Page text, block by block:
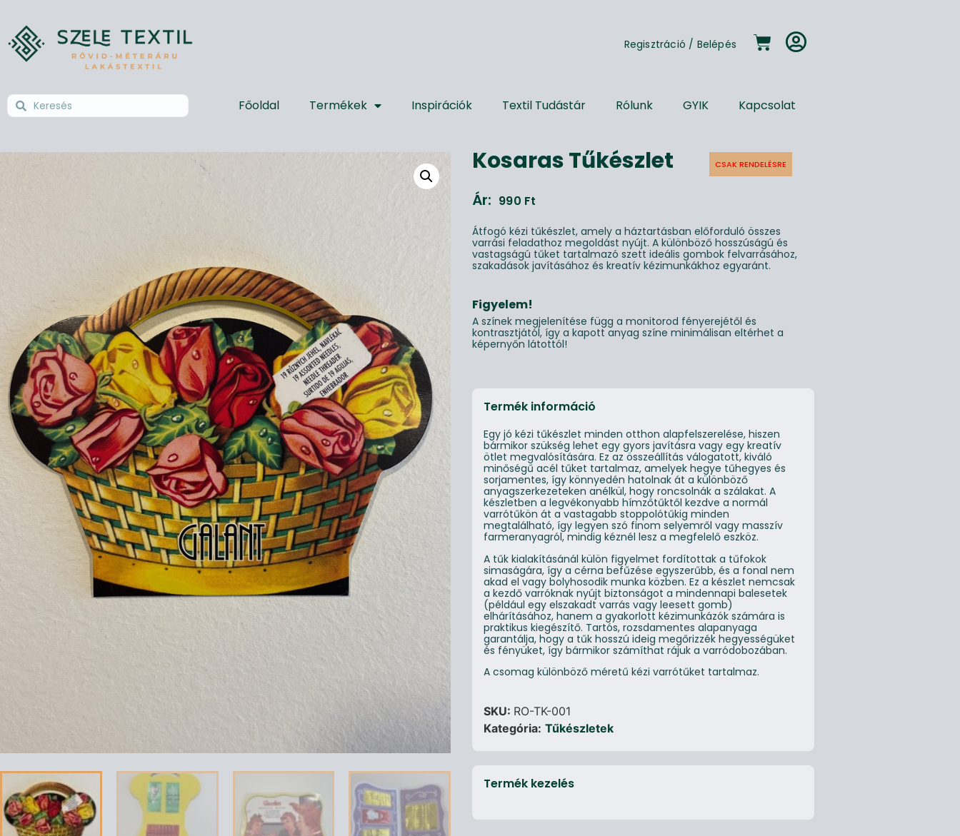
Regisztráció / Belépés
Főoldal Termékek Inspirációk Textil Tudástár Rólunk GYIK Kapcsolat
Kosaras Tűkészlet CSAK RENDELÉSRE
Ár: 990 Ft
Átfogó kézi tűkészlet, amely a háztartásban előforduló összes
varrási feladathoz megoldást nyújt. A különböző hosszúságú és
vastagságú tűket tartalmazó szett ideális gombok felvarrásához,
szakadások javításához és kreatív kézimunkákhoz egyaránt.
Figyelem!
A színek megjelenítése függ a monitorod fényerejétől és
kontrasztjától, így a kapott anyag színe minimálisan eltérhet a
képernyőn látottól!
Termék információ
Egy jó kézi tűkészlet minden otthon alapfelszerelése, hiszen
bármikor szükség lehet egy gyors javításra vagy egy kreatív
ötlet megvalósítására. Ez az összeállítás válogatott, kiváló
minőségű acél tűket tartalmaz, amelyek hegye tűhegyes és
sorjamentes, így könnyedén hatolnak át a különböző
anyagszerkezeteken anélkül, hogy roncsolnák a szálakat. A
készletben a legvékonyabb hímzőtűktől kezdve a normál
varrótűkön át a vastagabb stoppolótűkig minden
megtalálható, így legyen szó finom selyemről vagy masszív
farmeranyagról, mindig kéznél lesz a megfelelő eszköz.
A tűk kialakításánál külön figyelmet fordítottak a tűfokok
simaságára, így a cérna befűzése egyszerűbb, és a fonal nem
akad el vagy bolyhosodik munka közben. Ez a készlet nemcsak
a kezdő varróknak nyújt biztonságot a mindennapi balesetek
(például egy elszakadt varrás vagy leesett gomb)
elhárításához, hanem a gyakorlott kézimunkázók számára is
praktikus kiegészítő. Tartós, rozsdamentes alapanyaga
garantálja, hogy a tűk hosszú ideig megőrizzék hegyességüket
és fényüket, így bármikor számíthat rájuk a varródobozában.
A csomag különböző méretű kézi varrótűket tartalmaz.
SKU: RO-TK-001
Kategória: Tűkészletek
Termék kezelés